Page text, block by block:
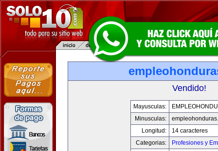
Vendido!
Mayusculas:
Minusculas:
Longitud:
14 caracteres
Categorias:
Profesiones y